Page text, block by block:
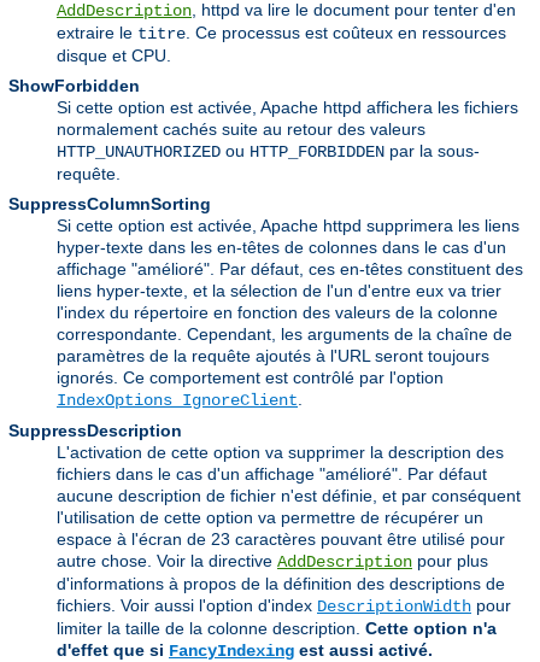
AddDescription , httpd va lire le document pour tenter d'en
extraire le titre . Ce processus est coûteux en ressources
disque et CPU.
ShowForbidden
Si cette option est activée, Apache httpd affichera les fichiers
normalement cachés suite au retour des valeurs
HTTP_UNAUTHORIZED ou HTTP_FORBIDDEN par la sous-
requête.
SuppressColumnSorting
Si cette option est activée, Apache httpd supprimera les liens
hyper-texte dans les en-têtes de colonnes dans le cas d'un
affichage "amélioré". Par défaut, ces en-têtes constituent des
liens hyper-texte, et la sélection de l'un d'entre eux va trier
l'index du répertoire en fonction des valeurs de la colonne
correspondante. Cependant, les arguments de la chaîne de
paramètres de la requête ajoutés à l'URL seront toujours
ignorés. Ce comportement est contrôlé par l'option
IndexOptions IgnoreClient
SuppressDescription
L'activation de cette option va supprimer la description des
fichiers dans le cas d'un affichage "amélioré". Par défaut
aucune description de fichier n'est définie, et par conséquent
l'utilisation de cette option va permettre de récupérer un
espace à l'écran de 23 caractères pouvant être utilisé pour
autre chose. Voir la directive AddDescription pour plus
d'informations à propos de la définition des descriptions de
fichiers. Voir aussi l'option d'index DescriptionWidth pour
limiter la taille de la colonne description. Cette option n'a
d'effet que si FancyIndexing est aussi activé.